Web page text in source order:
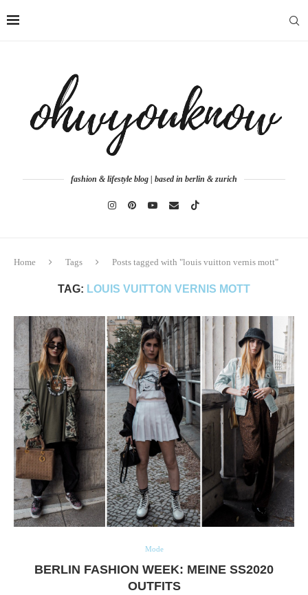
fashion & lifestyle blog | based in berlin & zurich
Home Tags Posts tagged with "louis vuitton vernis mott"
TAG: LOUIS VUITTON VERNIS MOTT
Mode
BERLIN FASHION WEEK: MEINE SS2020
OUTFITS